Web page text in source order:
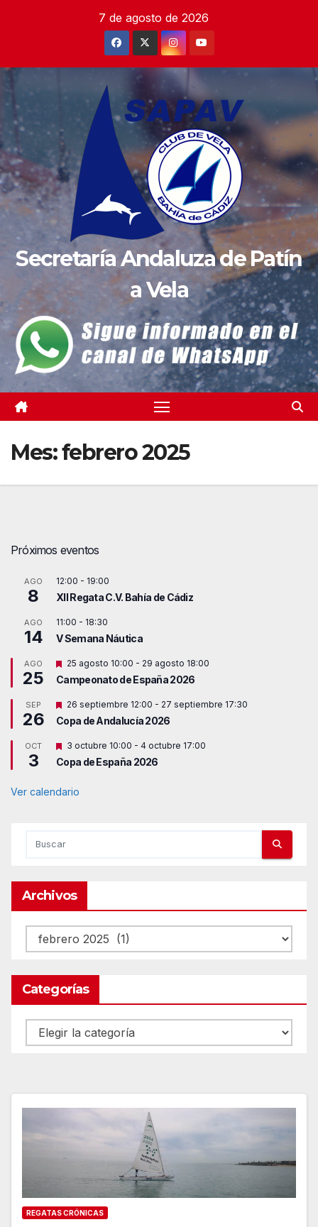
7 de agosto de 2026
Secretaría Andaluza de Patín
a Vela
Mes:febrero 2025
Próximos eventos
AGO
8
12:00 - 19:00
XII Regata C.V. Bahía de Cádiz
AGO
14
11:00 - 18:30
V Semana Náutica
AGO
25
D
s
a
c
d
25 agosto 10:00 - 29 agosto 18:00
Campeonato de España 2026
SEP
26
D
s
a
c
o
26 septiembre 12:00 - 27 septiembre 17:30
Copa de Andalucía 2026
OCT
3
D
s
a
3 octubre 10:00 - 4 octubre 17:00
Copa de España 2026
Ver calendario
Archivos
Archivos
Categorías
Categorías
REGATAS CRÓNICAS